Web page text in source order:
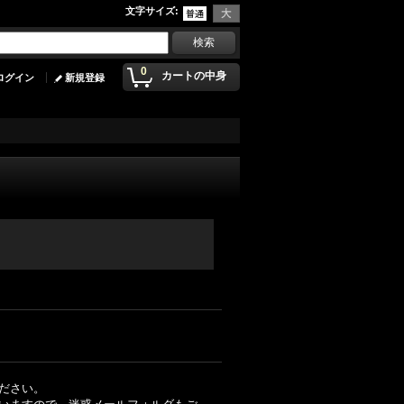
文字サイズ:
0 カートの中身
グイン 新規登録
さい。